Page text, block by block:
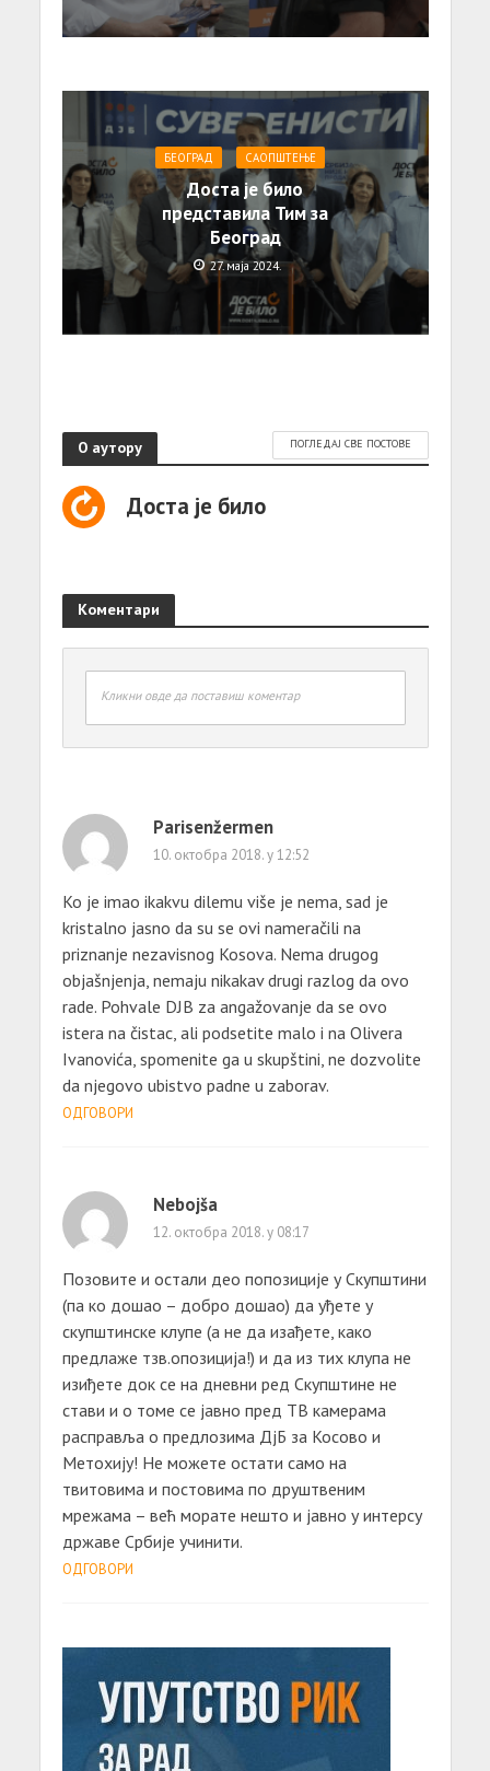
БЕОГРАД САОПШТЕЊE
Доста је било
представила Тим за
Београд
27. маја 2024.
О аутору ПОГЛЕДАЈ СВЕ ПОСТОВЕ
Доста је било
Коментари
Кликни овде да поставиш коментар
Parisenžermen
10. октобра 2018. у 12:52
Ko je imao ikakvu dilemu više je nema, sad je
kristalno jasno da su se ovi nameračili na
priznanje nezavisnog Kosova. Nema drugog
objašnjenja, nemaju nikakav drugi razlog da ovo
rade. Pohvale DJB za angažovanje da se ovo
istera na čistac, ali podsetite malo i na Olivera
Ivanovića, spomenite ga u skupštini, ne dozvolite
da njegovo ubistvo padne u zaborav.
ОДГОВОРИ
Nebojša
12. октобра 2018. у 08:17
Позовите и остали део попозиције у Скупштини
(па ко дошао – добро дошао) да уђете у
скупштинске клупе (а не да изађете, како
предлаже тзв.опозиција!) и да из тих клупа не
изиђете док се на дневни ред Скупштине не
стави и о томе се јавно пред ТВ камерама
расправља о предлозима ДјБ за Косово и
Метохију! Не можете остати само на
твитовима и постовима по друштвеним
мрежама – већ морате нешто и јавно у интерсу
државе Србије учинити.
ОДГОВОРИ